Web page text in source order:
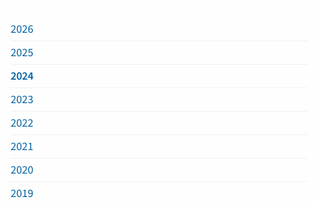
2026
2025
2024
2023
2022
2021
2020
2019